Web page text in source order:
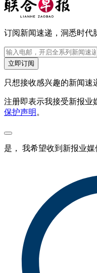
订阅新闻速递，洞悉时代
立即订阅
只想接收感兴趣的新闻速
注册即表示我接受新报业
保护声明 。
是， 我希望收到新报业媒